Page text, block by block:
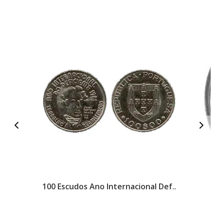
100 Escudos Ano Internacional Def..